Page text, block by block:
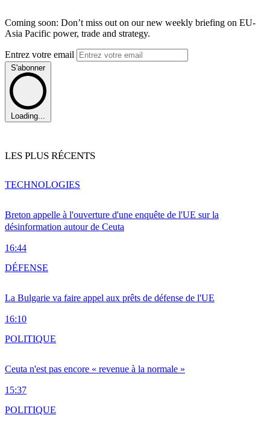
Coming soon: Don’t miss out on our new weekly briefing on EU-
Asia Pacific power, trade and strategy.
Entrez votre email
S'abonner
Loading...
LES PLUS RÉCENTS
Breton appelle à l'ouverture d'une enquête de l'UE sur la
désinformation autour de Ceuta
16:44
TECHNOLOGIES
La Bulgarie va faire appel aux prêts de défense de l'UE
16:10
DÉFENSE
Ceuta n'est pas encore « revenue à la normale »
15:37
POLITIQUE
POLITIQUE